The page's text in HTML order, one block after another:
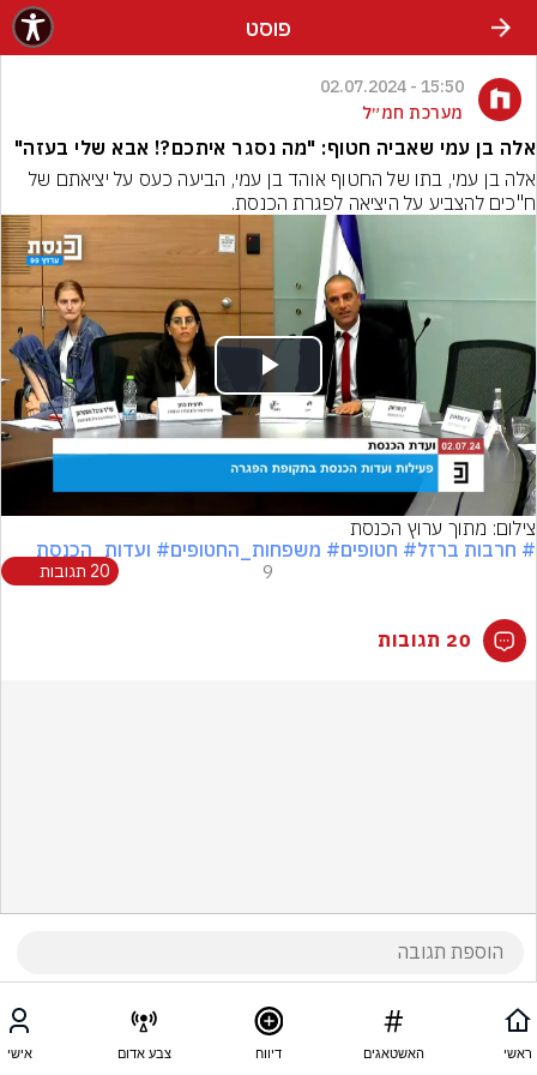
פוסט
15:50 - 02.07.2024
מערכת חמ״ל
אלה בן עמי שאביה חטוף: "מה נסגר איתכם?! אבא שלי בעזה"
ח"כים להצביע על היציאה לפגרת הכנסת.
Play
Video
צילום: מתוך ערוץ הכנסת
# חרבות ברזל# חטופים# משפחות_החטופים# ועדות_הכנסת
9 20 תגובות
20 תגובות
ראשי האשטאגים דיווח צבע אדום אישי